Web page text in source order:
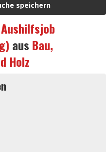
speichern
Aushilfsjob
aus Bau,
Holz